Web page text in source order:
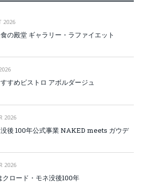
2026
の殿堂 ギャラリー・ラファイエット
すめビストロ アボルダージュ
2026
後 100年公式事業 NAKED meets ガウデ
2026
クロード・モネ没後100年